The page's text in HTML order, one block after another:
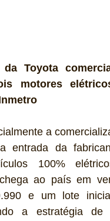
da Toyota
motores
a
entrada da
100%
ao país em
e um lote
a estratégia de